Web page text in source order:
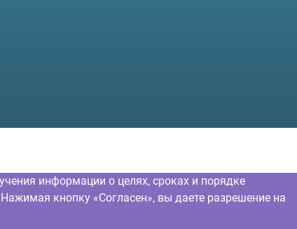
информации о целях, сроках и порядке
Нажимая кнопку «Согласен», вы даете разрешение на